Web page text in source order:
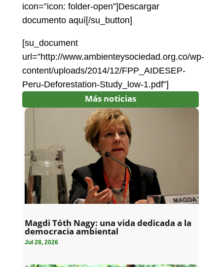
icon=”icon: folder-open”]Descargar
documento aquí[/su_button]
[su_document
url=”http://www.ambienteysociedad.org.co/wp-
content/uploads/2014/12/FPP_AIDESEP-
Peru-Deforestation-Study_low-1.pdf”]
Más noticias
Magdi Tóth Nagy: una vida dedicada a la
democracia ambiental
Jul 28, 2026